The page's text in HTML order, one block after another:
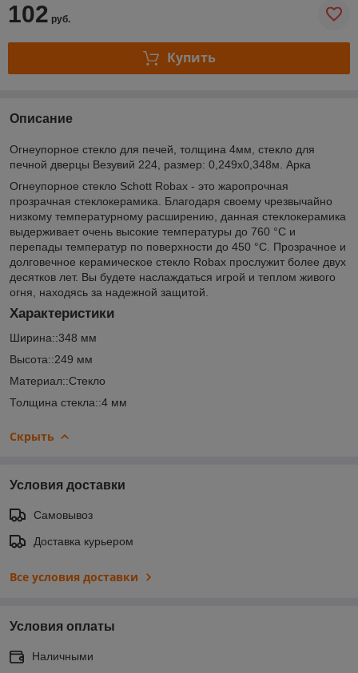
102 руб.
Купить
Описание
Огнеупорное стекло для печей, толщина 4мм, стекло для
печной дверцы Везувий 224, размер: 0,249х0,348м. Арка
Огнеупорное стекло Schott Robax - это жаропрочная
прозрачная стеклокерамика. Благодаря своему чрезвычайно
низкому температурному расширению, данная стеклокерамика
выдерживает очень высокие температуры до 760 °С и
перепады температур по поверхности до 450 °С. Прозрачное и
долговечное керамическое стекло Robax прослужит более двух
десятков лет. Вы будете наслаждаться игрой и теплом живого
огня, находясь за надежной защитой.
Характеристики
Ширина::348 мм
Высота::249 мм
Материал::Стекло
Толщина стекла::4 мм
Скрыть
Условия доставки
Самовывоз
Доставка курьером
Все условия доставки
Условия оплаты
Наличными